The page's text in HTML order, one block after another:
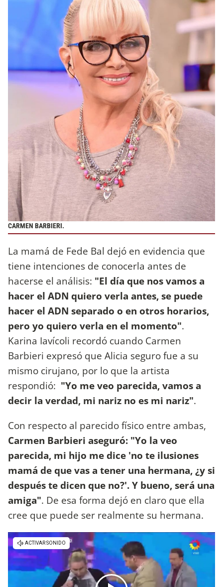
CARMEN BARBIERI.
La mamá de Fede Bal dejó en evidencia que
tiene intenciones de conocerla antes de
hacerse el análisis: "El día que nos vamos a
hacer el ADN quiero verla antes, se puede
hacer el ADN separado o en otros horarios,
pero yo quiero verla en el momento".
Karina Iavícoli recordó cuando Carmen
Barbieri expresó que Alicia seguro fue a su
mismo cirujano, por lo que la artista
respondió: "Yo me veo parecida, vamos a
decir la verdad, mi nariz no es mi nariz".
Con respecto al parecido físico entre ambas,
Carmen Barbieri aseguró: "Yo la veo
parecida, mi hijo me dice 'no te ilusiones
mamá de que vas a tener una hermana, ¿y si
después te dicen que no?'. Y bueno, será una
amiga". De esa forma dejó en claro que ella
cree que puede ser realmente su hermana.